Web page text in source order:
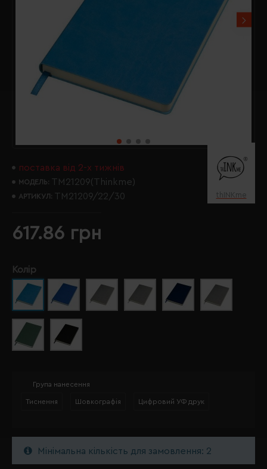
поставка від 2-х тижнів
МОДЕЛЬ: TM21209(Thinkme)
АРТИКУЛ: TM21209/22/30 thINKme
617.86 грн
Колір
Група нанесення
Тиснення Шовкографія Цифровий УФ друк
Мінімальна кількість для замовлення: 2